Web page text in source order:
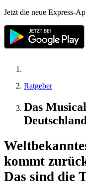
Jetzt die neue Express-
Ratgeber
Das
Deutschland
kommt
Das sind die